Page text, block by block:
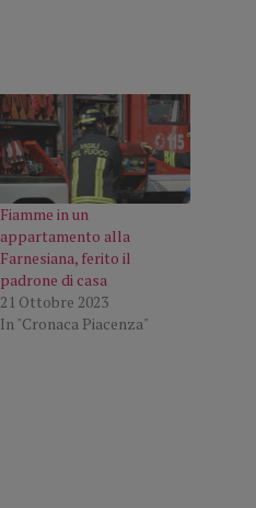
Fiamme in un
appartamento alla
Farnesiana, ferito il
padrone di casa
21 Ottobre 2023
In "Cronaca Piacenza"